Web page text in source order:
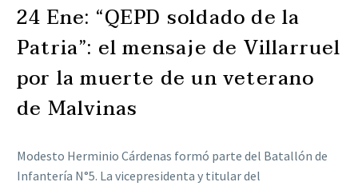
24 Ene: “QEPD soldado de la
Patria”: el mensaje de Villarruel
por la muerte de un veterano
de Malvinas
Modesto Herminio Cárdenas formó parte del Batallón de
Infantería N°5. La vicepresidenta y titular del